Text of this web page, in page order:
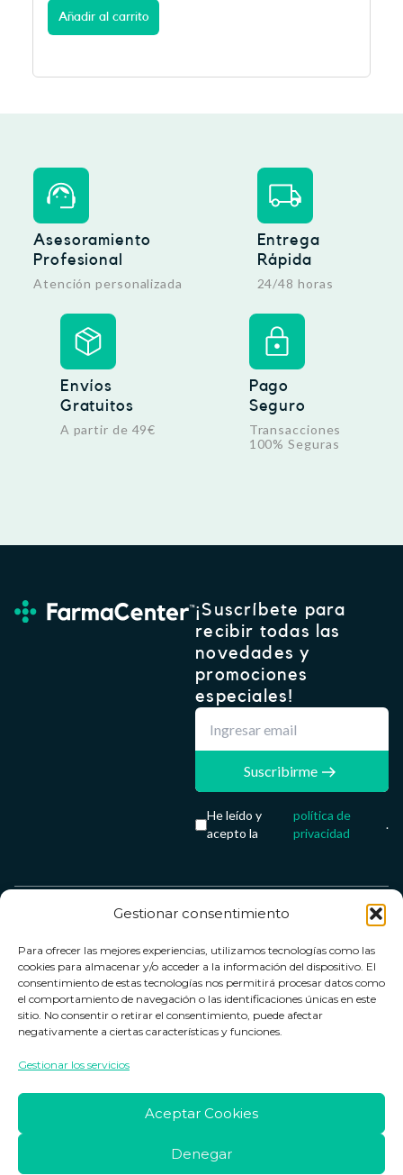
Gestionar consentimiento
Para ofrecer las mejores experiencias, utilizamos tecnologías como las
cookies para almacenar y/o acceder a la información del dispositivo. El
consentimiento de estas tecnologías nos permitirá procesar datos como
el comportamiento de navegación o las identificaciones únicas en este
sitio. No consentir o retirar el consentimiento, puede afectar
negativamente a ciertas características y funciones.
Gestionar los servicios
Aceptar Cookies
Denegar
Añadir al carrito
Asesoramiento
Profesional
Atención personalizada
Entrega
Rápida
24/48 horas
Envíos
Gratuitos
A partir de 49€
Pago
Seguro
Transacciones
100% Seguras
¡Suscríbete para
recibir todas las
novedades y
promociones
especiales!
Suscribirme
He leído y
acepto la
política de
privacidad
.
Contacto
Contacto
Política de
devoluciones
Horario de
Lun. a Vie.:
18:00h
Términos y
condiciones
Política de
privacidad
cookies
Farmacenter
digital, S.L
B24836249
info@farmacenter.es
de pago